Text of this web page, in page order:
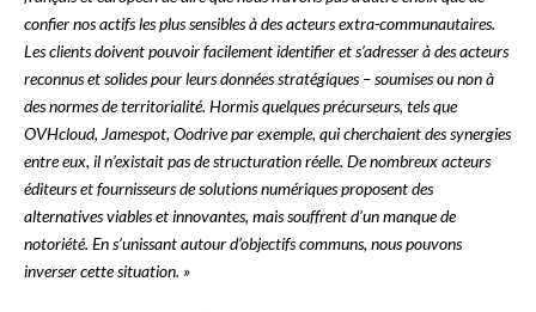
confier nos actifs les plus sensibles à des acteurs extra-communautaires.
Les clients doivent pouvoir facilement identifier et s’adresser à des acteurs
reconnus et solides pour leurs données stratégiques – soumises ou non à
des normes de territorialité. Hormis quelques précurseurs, tels que
OVHcloud, Jamespot, Oodrive par exemple, qui cherchaient des synergies
entre eux, il n’existait pas de structuration réelle. De nombreux acteurs
éditeurs et fournisseurs de solutions numériques proposent des
alternatives viables et innovantes, mais souffrent d’un manque de
notoriété. En s’unissant autour d’objectifs communs, nous pouvons
inverser cette situation. »